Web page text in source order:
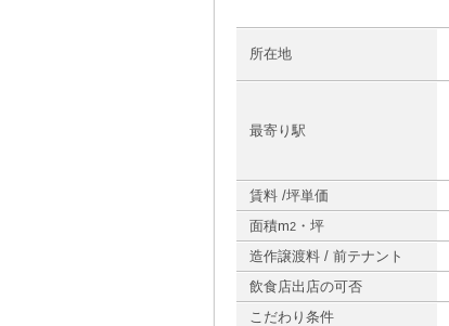
所在地
最寄り駅
賃料 /坪単価
面積m2 ・坪
造作譲渡料 / 前テナント
飲食店出店の可否
こだわり条件